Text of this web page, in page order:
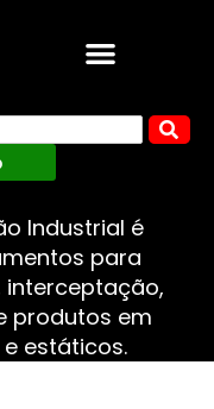
Industrial é
para
produtos em
estáticos.